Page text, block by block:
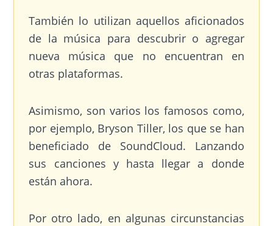
También lo utilizan aquellos aficionados
de la música para descubrir o agregar
nueva música que no encuentran en
otras plataformas.
Asimismo, son varios los famosos como,
por ejemplo, Bryson Tiller, los que se han
beneficiado de SoundCloud. Lanzando
sus canciones y hasta llegar a donde
están ahora.
Por otro lado, en algunas circunstancias